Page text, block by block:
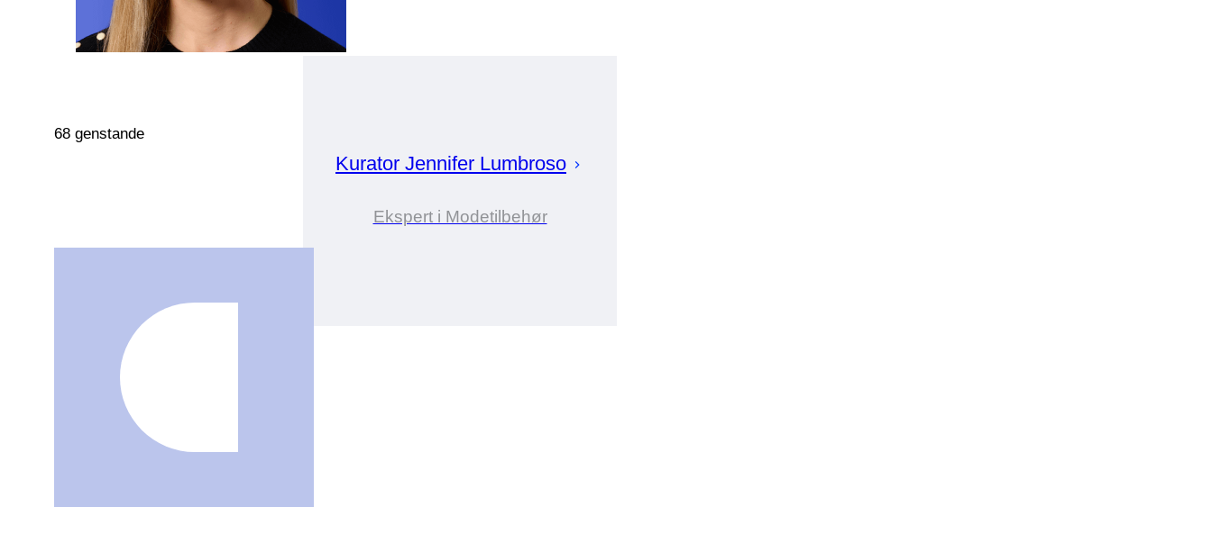
Kurator Jennifer Lumbroso
Ekspert i Modetilbehør
68 genstande